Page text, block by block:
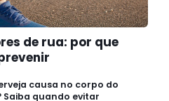
de rua: por que
causa no corpo do
Saiba quando evitar